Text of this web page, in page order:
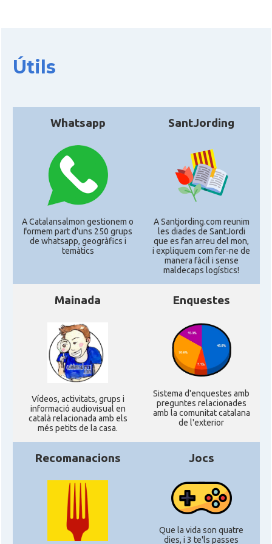
Útils
Whatsapp
A Catalansalmon gestionem o
formem part d'uns 250 grups
de whatsapp, geogràfics i
temàtics
SantJording
A Santjording.com reunim
les diades de SantJordi
que es fan arreu del mon,
i expliquem com fer-ne de
manera fàcil i sense
maldecaps logí­stics!
Mainada
Ví­deos, activitats, grups i
informació audiovisual en
català relacionada amb els
més petits de la casa.
Enquestes
Sistema d'enquestes amb
preguntes relacionades
amb la comunitat catalana
de l'exterior
Recomanacions Jocs
Que la vida son quatre
dies, i 3 te'ls passes